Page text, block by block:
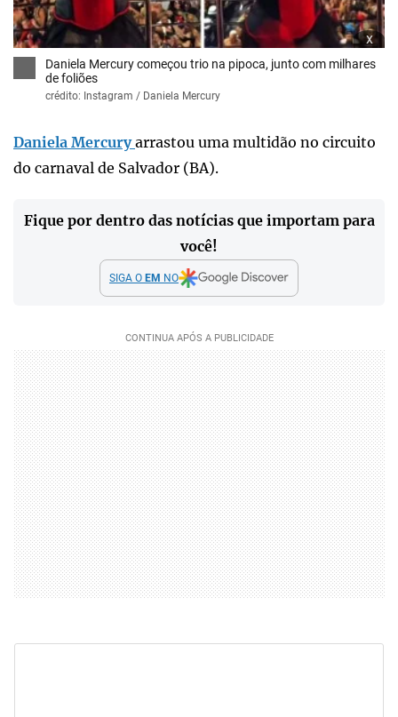
x
Daniela Mercury começou trio na pipoca, junto com milhares
de foliões
crédito: Instagram / Daniela Mercury
Daniela Mercuryarrastou uma multidão no circuito
do carnaval de Salvador (BA).
Fique por dentro das notícias que importam para
você!
SIGA O EM NO